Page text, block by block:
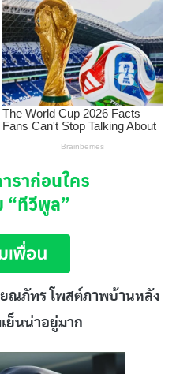
ราก่อนใคร
“ทีวีพูล”
ณภัทร โพสต์ภาพบ้านหลัง
ย็นน่าอยู่มาก